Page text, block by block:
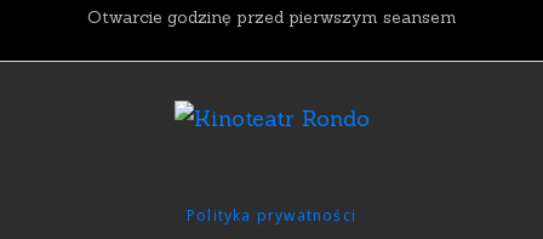
Otwarcie godzinę przed pierwszym seansem
Polityka prywatności